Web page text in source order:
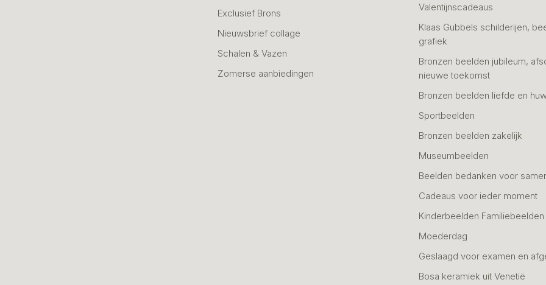
Exclusief Brons
Nieuwsbrief collage
Schalen & Vazen
Zomerse aanbiedingen
Valentijnscadeaus
Klaas Gubbels schilderijen,
grafiek
Bronzen beelden jubileum,
nieuwe toekomst
Bronzen beelden liefde en
Sportbeelden
Bronzen beelden zakelijk
Museumbeelden
Beelden bedanken voor
Cadeaus voor ieder moment
Kinderbeelden Familiebeelden
Moederdag
Geslaagd voor examen en
Bosa keramiek uit Venetië